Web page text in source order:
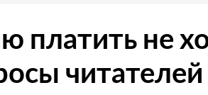
платить не
читателей